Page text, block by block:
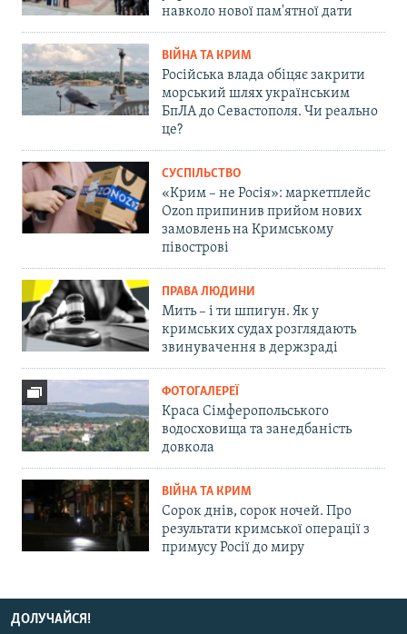
навколо нової пам'ятної дати
ВІЙНА ТА КРИМ
Російська влада обіцяє закрити
морський шлях українським
БпЛА до Севастополя. Чи реально
це?
СУСПІЛЬСТВО
«Крим – не Росія»: маркетплейс
Ozon припинив прийом нових
замовлень на Кримському
півострові
ПРАВА ЛЮДИНИ
Мить – і ти шпигун. Як у
кримських судах розглядають
звинувачення в держзраді
ФОТОГАЛЕРЕЇ
Краса Сімферопольського
водосховища та занедбаність
довкола
ВІЙНА ТА КРИМ
Сорок днів, сорок ночей. Про
результати кримської операції з
примусу Росії до миру
ДОЛУЧАЙСЯ!